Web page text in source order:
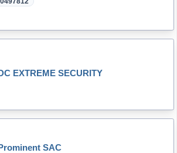
EXTREME SECURITY
SAC